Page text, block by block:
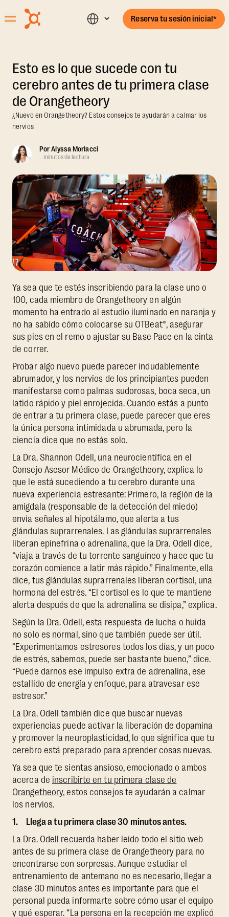
Reserva tu sesión inicial*
Esto es lo que sucede con tu
cerebro antes de tu primera clase
de Orangetheory
¿Nuevo en Orangetheory? Estos consejos te ayudarán a calmar los
nervios
Por Alyssa Morlacci
. minutos de lectura
Ya sea que te estés inscribiendo para la clase uno o
100, cada miembro de Orangetheory en algún
momento ha entrado al estudio iluminado en naranja y
no ha sabido cómo colocarse su OTBeat®, asegurar
sus pies en el remo o ajustar su Base Pace en la cinta
de correr.
Probar algo nuevo puede parecer indudablemente
abrumador, y los nervios de los principiantes pueden
manifestarse como palmas sudorosas, boca seca, un
latido rápido y piel enrojecida. Cuando estás a punto
de entrar a tu primera clase, puede parecer que eres
la única persona intimidada u abrumada, pero la
ciencia dice que no estás solo.
La Dra. Shannon Odell, una neurocientífica en el
Consejo Asesor Médico de Orangetheory, explica lo
que le está sucediendo a tu cerebro durante una
nueva experiencia estresante: Primero, la región de la
amígdala (responsable de la detección del miedo)
envía señales al hipotálamo, que alerta a tus
glándulas suprarrenales. Las glándulas suprarrenales
liberan epinefrina o adrenalina, que la Dra. Odell dice,
“viaja a través de tu torrente sanguíneo y hace que tu
corazón comience a latir más rápido.” Finalmente, ella
dice, tus glándulas suprarrenales liberan cortisol, una
hormona del estrés. “El cortisol es lo que te mantiene
alerta después de que la adrenalina se disipa,” explica.
Según la Dra. Odell, esta respuesta de lucha o huida
no solo es normal, sino que también puede ser útil.
“Experimentamos estresores todos los días, y un poco
de estrés, sabemos, puede ser bastante bueno,” dice.
“Puede darnos ese impulso extra de adrenalina, ese
estallido de energía y enfoque, para atravesar ese
estresor.”
La Dra. Odell también dice que buscar nuevas
experiencias puede activar la liberación de dopamina
y promover la neuroplasticidad, lo que significa que tu
cerebro está preparado para aprender cosas nuevas.
Ya sea que te sientas ansioso, emocionado o ambos
acerca de inscribirte en tu primera clase de
Orangetheory, estos consejos te ayudarán a calmar
los nervios.
1. Llega a tu primera clase 30 minutos antes.
La Dra. Odell recuerda haber leído todo el sitio web
antes de su primera clase de Orangetheory para no
encontrarse con sorpresas. Aunque estudiar el
entrenamiento de antemano no es necesario, llegar a
clase 30 minutos antes es importante para que el
personal pueda informarte sobre cómo usar el equipo
y qué esperar. “La persona en la recepción me explicó